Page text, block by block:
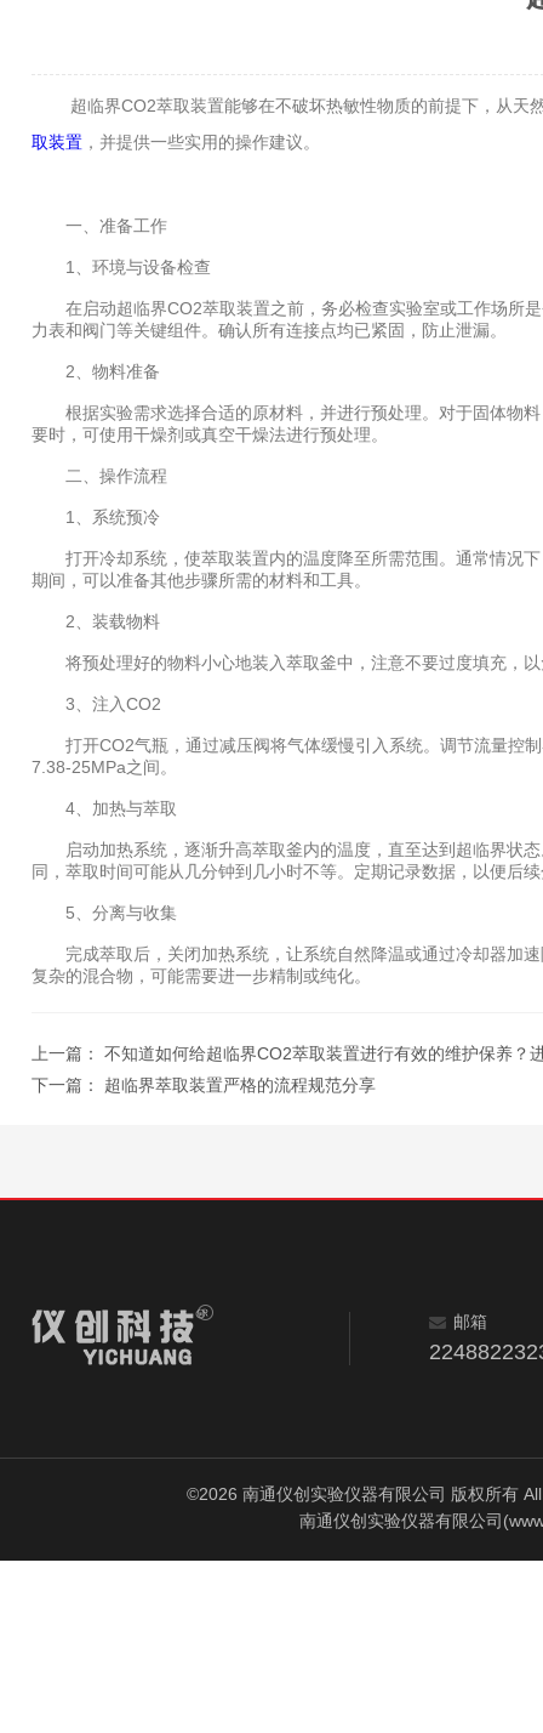
超临界CO2萃取装置能够在不破坏热敏性物质的前提下，从天然
取装置 ，并提供一些实用的操作建议。
一、准备工作
1、环境与设备检查
在启动超临界CO2萃取装置之前，务必检查实验室或工作场所是
力表和阀门等关键组件。确认所有连接点均已紧固，防止泄漏。
2、物料准备
根据实验需求选择合适的原材料，并进行预处理。对于固体物料
要时，可使用干燥剂或真空干燥法进行预处理。
二、操作流程
1、系统预冷
打开冷却系统，使萃取装置内的温度降至所需范围。通常情况下
期间，可以准备其他步骤所需的材料和工具。
2、装载物料
将预处理好的物料小心地装入萃取釜中，注意不要过度填充，以
3、注入CO2
打开CO2气瓶，通过减压阀将气体缓慢引入系统。调节流量控制
7.38-25MPa之间。
4、加热与萃取
启动加热系统，逐渐升高萃取釜内的温度，直至达到超临界状态
同，萃取时间可能从几分钟到几小时不等。定期记录数据，以便后
5、分离与收集
完成萃取后，关闭加热系统，让系统自然降温或通过冷却器加速
复杂的混合物，可能需要进一步精制或纯化。
上一篇： 不知道如何给超临界CO2萃取装置进行有效的维护保养？
下一篇： 超临界萃取装置严格的流程规范分享
邮箱
©2026 南通仪创实验仪器有限公司 版权所有
南通仪创实验仪器有限公司